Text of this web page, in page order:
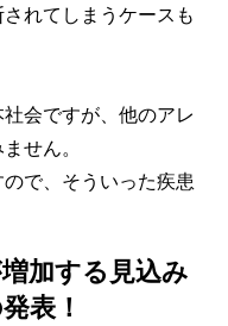
れてしまうケースも
会ですが、他のアレ
せん。
で、そういった疾患
加する見込み
表！